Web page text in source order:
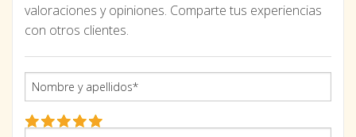
valoraciones y opiniones. Comparte tus experiencias
con otros clientes.